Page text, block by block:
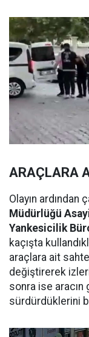
ARAÇLARA
Olayın ardından
Müdürlüğü
Yankesicilik
kaçışta
araçlara ait
değiştirerek
sonra ise aracın
sürdürdüklerini